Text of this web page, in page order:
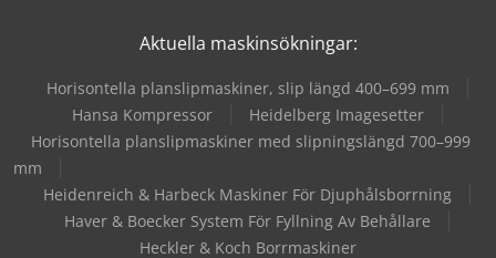
Aktuella maskinsökningar:
Horisontella planslipmaskiner, slip längd 400–699 mm
Hansa Kompressor
Heidelberg Imagesetter
Horisontella planslipmaskiner med slipningslängd 700–999
mm
Heidenreich & Harbeck Maskiner För Djuphålsborrning
Haver & Boecker System För Fyllning Av Behållare
Heckler & Koch Borrmaskiner